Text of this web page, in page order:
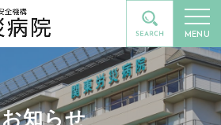
MENU
お知らせ